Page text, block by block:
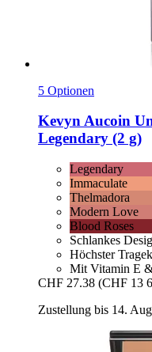
5 Optionen
Kevyn Aucoin
Legendary (2 g)
Legendary
Immaculate
Thelmadora
Modern Love
Blood Roses
Schlankes
Höchster
Mit Vitamin E
CHF 27.38 (CHF 13
Zustellung bis 14.